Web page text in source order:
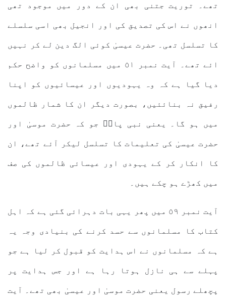
تھے۔ توریت جتنی بھی ان کے دور میں موجود تھی
انھوں نے اس کی تصدیق کی اور انجیل بھی اسی سلسلے
کا تسلسل تھی۔ حضرت عیسیٰ کوئی الگ دین لے کر نہیں
ائے تھے۔ آیت نمبر ٥١ میں مسلمانوں کو واضح حکم
دیا گیا ہے کہ وہ یہودیوں اور عیسائیوں کو اپنا
رفیق نہ بنائئیں، بصورت دیگر ان کا شمار ظالموں
میں ہو گا۔ یعنی نبی پاکؐ جو کہ حضرت موسیٰ اور
حضرت عیسیٰ کی تعلیمات کا تسلسل لیکر آئے تھے، ان
کا انکار کر کے یہودی اور عیسائی ظالموں کی صف
میں کھڑے ہو چکے ہیں۔
آیت نمبر ٥٩ میں پھر یہی بات دہرائی گئی ہے کہ اہل
کتاب کا مسلمانوں سے حسد کرنے کی بنیادی وجہ یہ
ہے کہ مسلمانوں نے اس ہدایت کو قبول کر لیا ہے جو
پہلے سے ہی نازل ہوتا رہا ہے اور جس ہدایت پر
پچھلے رسول یعنی حضرت موسیٰ اور عیسیٰ بھی تھے۔ آیت